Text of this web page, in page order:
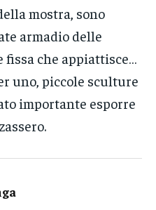
mostra, sono
armadio delle
che appiattisce…
uno, piccole sculture
importante esporre